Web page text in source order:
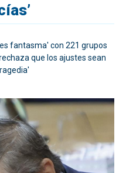
fantasma' con 221 grupos
que los ajustes sean